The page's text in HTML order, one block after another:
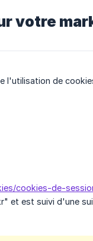
votre
l'utilisation de
cookies-de-
et est suivi d'une